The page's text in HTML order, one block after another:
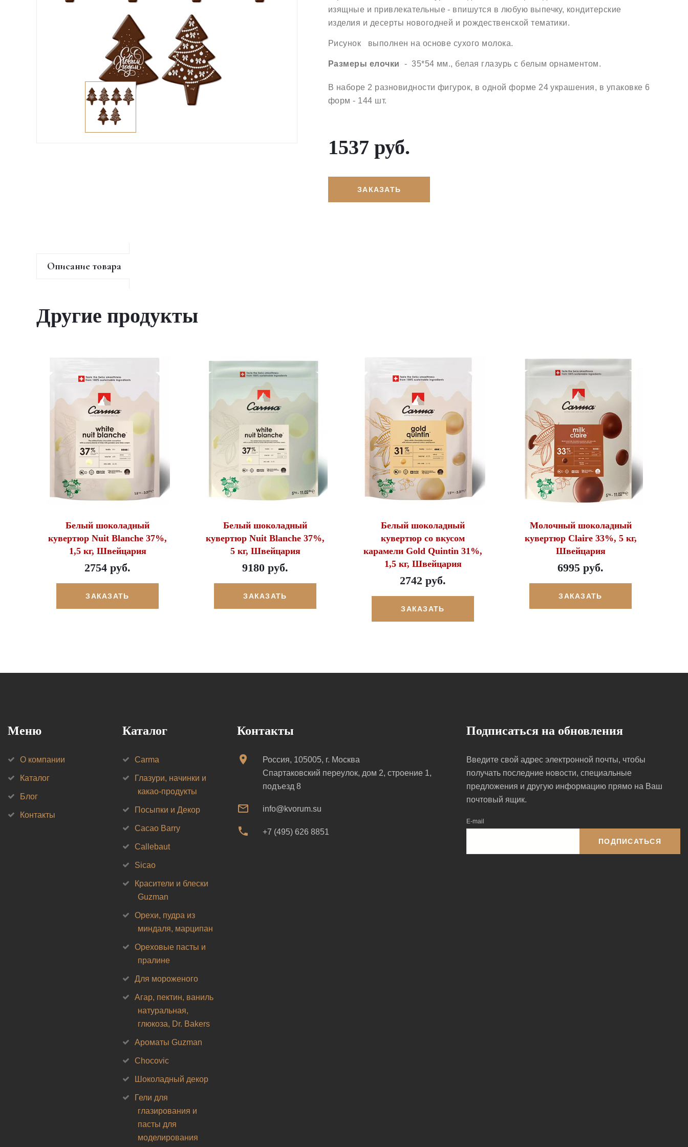
изящные и привлекательные - впишутся в любую выпечку, кондитерские
изделия и десерты новогодней и рождественской тематики.
Рисунок выполнен на основе сухого молока.
Размеры елочки - 35*54 мм., белая глазурь с белым орнаментом.
В наборе 2 разновидности фигурок, в одной форме 24 украшения, в упаковке 6
форм - 144 шт.
1537 руб.
ЗАКАЗАТЬ
Описание товара
Другие продукты
Белый шоколадный
кувертюр Nuit Blanche 37%,
1,5 кг, Швейцария
2754 руб.
ЗАКАЗАТЬ
Белый шоколадный
кувертюр Nuit Blanche 37%,
5 кг, Швейцария
9180 руб.
ЗАКАЗАТЬ
Белый шоколадный
кувертюр со вкусом
карамели Gold Quintin 31%,
1,5 кг, Швейцария
2742 руб.
ЗАКАЗАТЬ
Молочный шоколадный
кувертюр Claire 33%, 5 кг,
Швейцария
6995 руб.
ЗАКАЗАТЬ
Меню
О компании
Каталог
Блог
Контакты
Каталог
Carma
Глазури, начинки и
какао-продукты
Посыпки и Декор
Cacao Barry
Callebaut
Sicao
Красители и блески
Guzman
Орехи, пудра из
миндаля, марципан
Ореховые пасты и
пралине
Для мороженого
Агар, пектин, ваниль
натуральная,
глюкоза, Dr. Bakers
Ароматы Guzman
Chocovic
Шоколадный декор
Гели для
глазирования и
пасты для
моделирования
Контакты
Россия, 105005, г. Москва
Спартаковский переулок, дом 2, строение 1,
подъезд 8
info@kvorum.su
+7 (495) 626 8851
Подписаться на обновления
Введите свой адрес электронной почты, чтобы
получать последние новости, специальные
предложения и другую информацию прямо на Ваш
почтовый ящик.
E-mail
ПОДПИСАТЬСЯ